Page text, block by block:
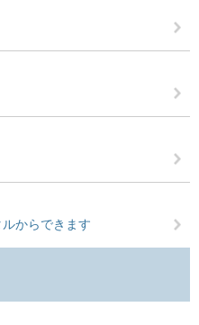
からできます